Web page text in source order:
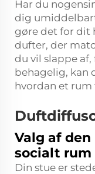
Har du
dig
gøre det for dit
dufter, der
du vil slappe
behagelig, kan
hvordan et rum
Valg af
socialt rum
Din stue er